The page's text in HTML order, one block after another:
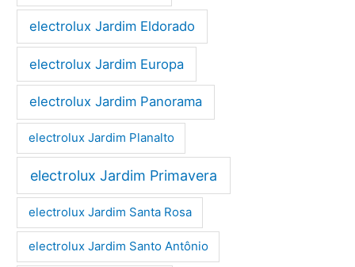
electrolux Jardim Eldorado
electrolux Jardim Europa
electrolux Jardim Panorama
electrolux Jardim Planalto
electrolux Jardim Primavera
electrolux Jardim Santa Rosa
electrolux Jardim Santo Antônio